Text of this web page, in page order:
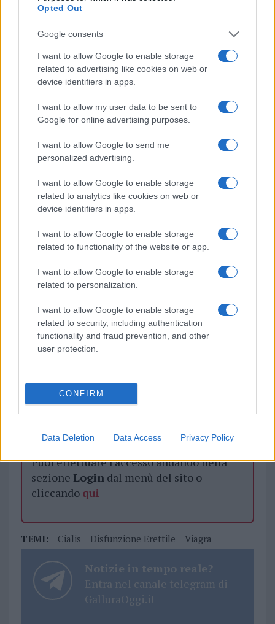
Opted Out
Google consents
I want to allow Google to enable storage
related to advertising like cookies on web or
device identifiers in apps.
I want to allow my user data to be sent to
Google for online advertising purposes.
I want to allow Google to send me
personalized advertising.
I want to allow Google to enable storage
related to analytics like cookies on web or
device identifiers in apps.
I want to allow Google to enable storage
related to functionality of the website or app.
I want to allow Google to enable storage
related to personalization.
I want to allow Google to enable storage
related to security, including authentication
functionality and fraud prevention, and other
user protection.
CONFIRM
Data Deletion Data Access Privacy Policy
Vuoi rimuovere le pubblicità nazionali?
Puoi abbonarti asoli € 1,10 al mese
cliccandoqui
Sei già abbonato?
Puoi effettuare l'accesso andando nella
sezione Login dal menù del sito o
cliccando qui
TEMI: Cialis Disfunzione Erettile Viagra
Notizie in tempo reale?
Entra nel canale telegram di
GalluraOggi.it